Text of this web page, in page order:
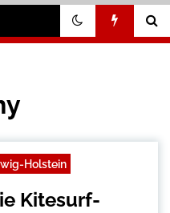
Blog
Holstein
Kitesurf-